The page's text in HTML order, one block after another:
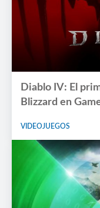
Diablo IV: El
Blizzard en
VIDEOJUEGOS